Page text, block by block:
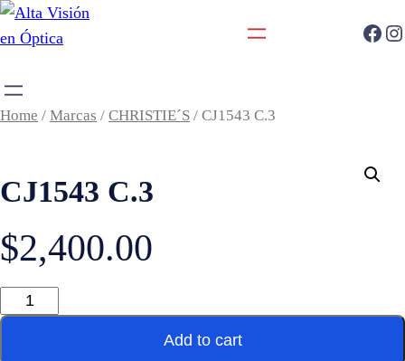
Home / Marcas / CHRISTIE´S / CJ1543 C.3
CJ1543 C.3
$2,400.00
Add to cart